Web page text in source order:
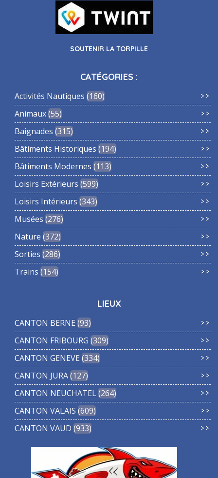
SOUTENIR LA TORPILLE
CATÉGORIES :
Activités Nautiques 160
Animaux 55
Baignades 315
Bâtiments Historiques 194
Bâtiments Modernes 113
Loisirs Extérieurs 599
Loisirs Intérieurs 343
Musées 276
Nature 372
Sorties 286
Trains 154
LIEUX
CANTON BERNE 93
CANTON FRIBOURG 309
CANTON GENEVE 334
CANTON JURA 127
CANTON NEUCHATEL 264
CANTON VALAIS 609
CANTON VAUD 933